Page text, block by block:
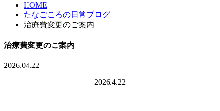
HOME
たなごころの日常ブログ
治療費変更のご案内
治療費変更のご案内
2026.04.22
2026.4.22